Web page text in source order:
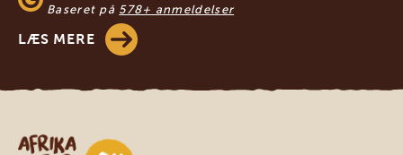
Baseret på 578+ anmeldelser
LÆS MERE
Safari-rejser i Afrika